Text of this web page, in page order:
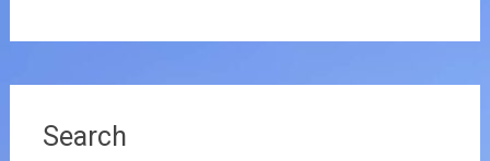
Search